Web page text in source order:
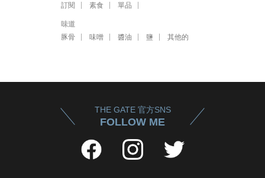
訂閱
素食 單品
味道
豚骨
味噌 醬油 鹽 其他的
THE GATE 官方SNS
FOLLOW ME